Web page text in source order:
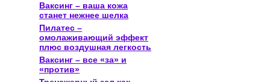
Ваксинг – ваша кожа
станет нежнее шелка
Пилатес –
омолаживающий эффект
плюс воздушная легкость
Ваксинг – все «за» и
«против»